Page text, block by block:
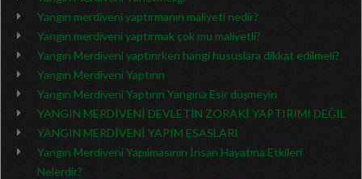
Yangın merdiveni yaptırmanın maliyeti nedir?
Yangın merdiveni yaptırmak çok mu maliyetli?
Yangın Merdiveni yaptırırken hangi hususlara dikkat edilmeli?
Yangın Merdiveni Yaptırın
Yangın Merdiveni Yaptırın Yangına Esir düşmeyin
YANGIN MERDİVENİ DEVLETİN ZORAKİ YAPTIRIMI DEĞİL
YANGIN MERDİVENİ YAPIM ESASLARI
Yangın Merdiveni Yapılmasının İnsan Hayatına Etkileri
Nelerdir?